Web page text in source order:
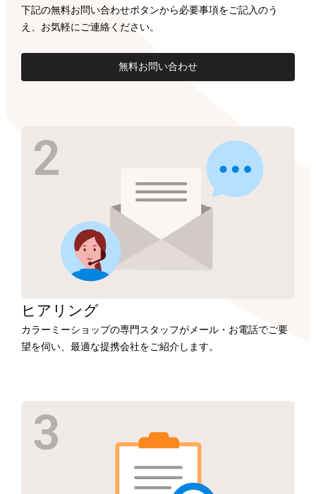
下記の無料お問い合わせボタンから必要事項をご記入のう
え、お気軽にご連絡ください。
無料お問い合わせ
ヒアリング
カラーミーショップの専門スタッフがメール・お電話でご要
望を伺い、最適な提携会社をご紹介します。